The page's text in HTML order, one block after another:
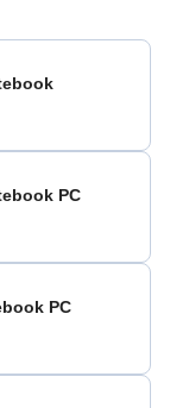
PC
PC